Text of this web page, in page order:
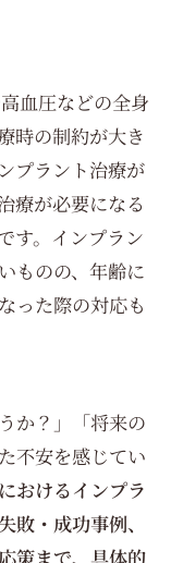
血圧などの全身
時の制約が大き
プラント治療が
療が必要になる
す。インプラン
ものの、年齢に
った際の対応も
か？」「将来の
不安を感じてい
おけるインプラ
敗・成功事例、
策まで、具体的